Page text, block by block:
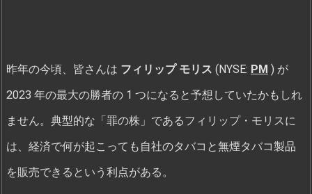
昨年の今頃、皆さんは フィリップ モリス (NYSE: PM ) が
2023 年の最大の勝者の 1 つになると予想していたかもしれ
ません。典型的な「罪の株」であるフィリップ・モリスに
は、経済で何が起こっても自社のタバコと無煙タバコ製品
を販売できるという利点がある。